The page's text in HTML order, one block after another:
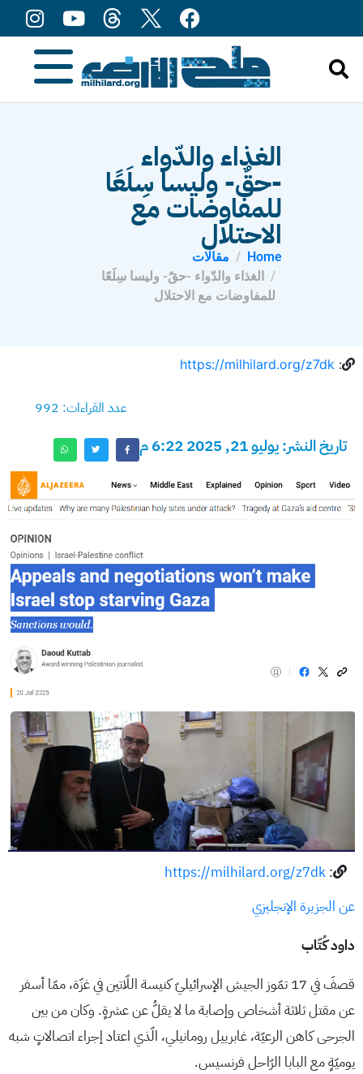
الغذاء والدّواء
-حقٌ- وليسا سِلَعًا
للمفاوضات مع
الاحتلال
Home
مقالات
الغذاء والدّواء -حقٌ- وليسا سِلَعًا
للمفاوضات مع الاحتلال
:
https://milhilard.org/z7dk
عدد القراءات: 992
تاريخ النشر: يوليو 21, 2025 6:22 م
:
https://milhilard.org/z7dk
عن الجزيرة الإنجليزي
داود كُتّاب
قصفَ في 17 تمّوز الجيش الإسرائيليّ كنيسة اللّاتين في غزّة، ممّا أسفر
عن مقتل ثلاثة أشخاص وإصابة ما لا يقلُّ عن عشرةٍ. وكان من بين
الجرحى كاهن الرعيّة، غابرييل رومانيلي، الّذي اعتاد إجراء اتصالاتٍ شبه
يوميّةٍ مع البابا الرّاحل فرنسيس.